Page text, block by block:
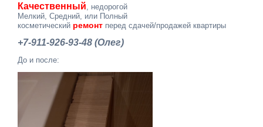
Качественный , недорогой
Мелкий, Средний, или Полный
косметический ремонт перед сдачей/продажей квартиры
+7-911-926-93-48 (Олег)
До и после: